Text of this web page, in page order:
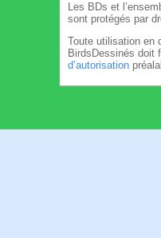
Les BDs et
sont protégés par
Toute utilisation en
BirdsDessinés doit
d’autorisation